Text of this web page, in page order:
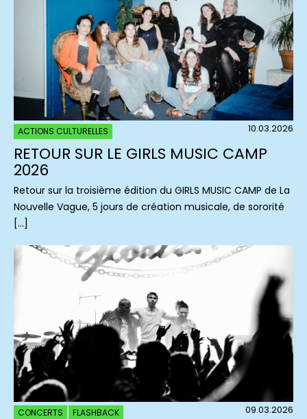
ACTIONS CULTURELLES 10.03.2026
RETOUR SUR LE GIRLS MUSIC CAMP
2026
Retour sur la troisième édition du GIRLS MUSIC CAMP de La
Nouvelle Vague, 5 jours de création musicale, de sororité
[…]
CONCERTS FLASHBACK 09.03.2026